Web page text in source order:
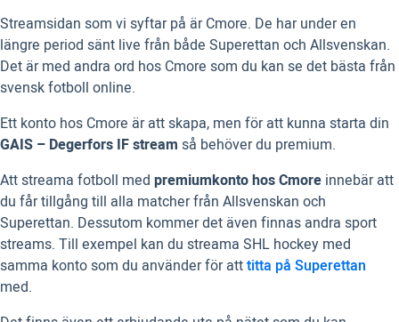
Streamsidan som vi syftar på är Cmore. De har under en
längre period sänt live från både Superettan och Allsvenskan.
Det är med andra ord hos Cmore som du kan se det bästa från
svensk fotboll online.
Ett konto hos Cmore är att skapa, men för att kunna starta din
GAIS – Degerfors IF stream så behöver du premium.
Att streama fotboll med premiumkonto hos Cmore innebär att
du får tillgång till alla matcher från Allsvenskan och
Superettan. Dessutom kommer det även finnas andra sport
streams. Till exempel kan du streama SHL hockey med
samma konto som du använder för atttitta på Superettan
med.